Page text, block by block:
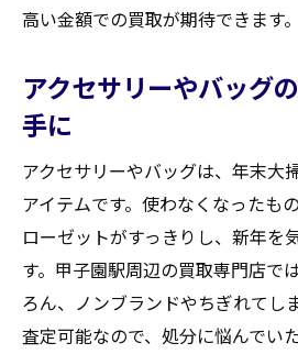
高い金額での買取が期待できます。
アクセサリーやバッグ
手に
アクセサリーやバッグは、年末大
アイテムです。使わなくなったも
ローゼットがすっきりし、新年を
す。甲子園駅周辺の買取専門店で
ろん、ノンブランドやちぎれてし
査定可能なので、処分に悩んでい